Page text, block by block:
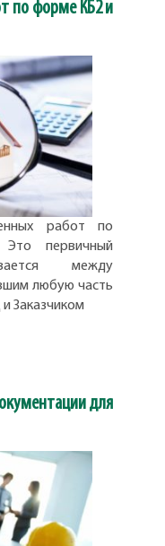
по форме КБ2 и
работ по
первичный
между
любую часть
Заказчиком
для